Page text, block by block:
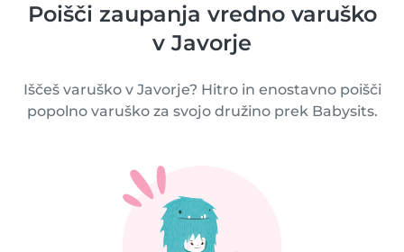
Poišči zaupanja vredno varuško
v Javorje
Iščeš varuško v Javorje? Hitro in enostavno poišči
popolno varuško za svojo družino prek Babysits.